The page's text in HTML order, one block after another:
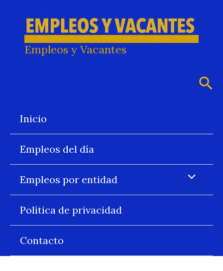
contenido
Empleos y Vacantes
Inicio
Empleos del día
Empleos por entidad
Política de privacidad
Contacto